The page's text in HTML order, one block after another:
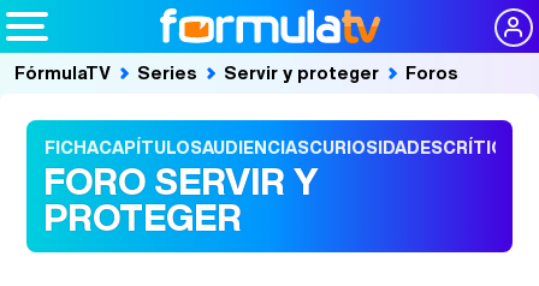
FórmulaTV Series Servir y proteger Foros
FICHACAPÍTULOSAUDIENCIASCURIOSIDADESCRÍTICAS
FORO SERVIR Y
PROTEGER